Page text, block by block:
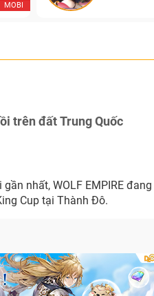
MOBI
trên đất Trung Quốc
nhất, WOLF EMPIRE
Cup tại Thành Đô.